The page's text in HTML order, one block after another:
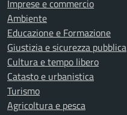
Imprese e commercio
Ambiente
Educazione e Formazione
Giustizia e sicurezza pubblica
Cultura e tempo libero
Catasto e urbanistica
Turismo
Agricoltura e pesca